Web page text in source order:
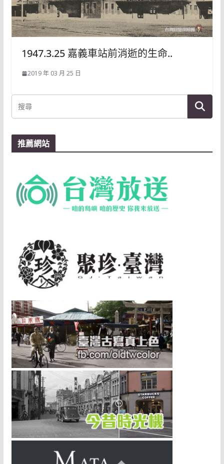
1947.3.25 嘉義車站前消逝的生命..
2019 年 03 月 25 日
推薦網站